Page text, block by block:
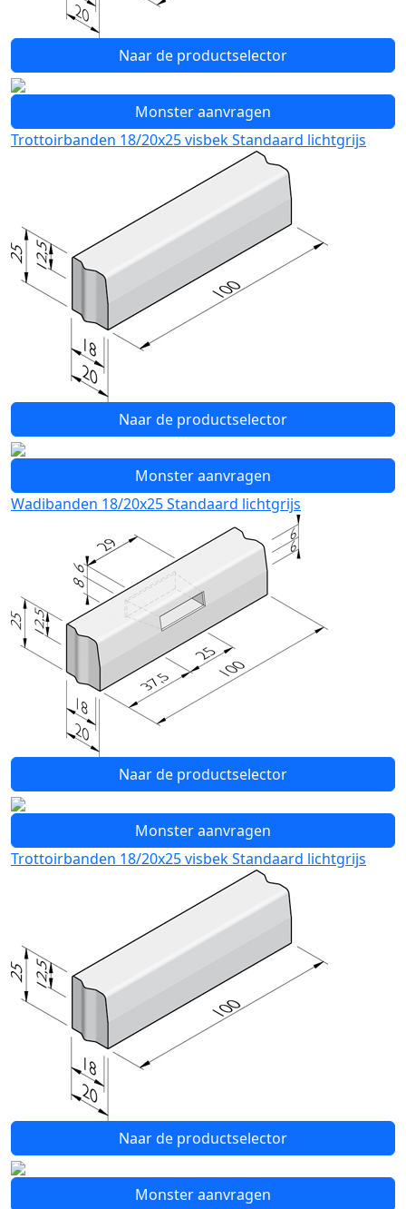
Naar de productselector
Monster aanvragen
Trottoirbanden 18/20x25 visbek Standaard lichtgrijs
Naar de productselector
Monster aanvragen
Wadibanden 18/20x25 Standaard lichtgrijs
Naar de productselector
Monster aanvragen
Trottoirbanden 18/20x25 visbek Standaard lichtgrijs
Naar de productselector
Monster aanvragen